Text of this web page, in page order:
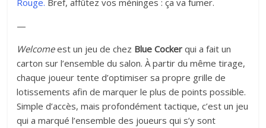
Rouge. Bref, affûtez vos méninges : ça va fumer.
—
Welcomeest un jeu de chez Blue Cocker qui a fait un
carton sur l’ensemble du salon. À partir du même tirage,
chaque joueur tente d’optimiser sa propre grille de
lotissements afin de marquer le plus de points possible.
Simple d’accès, mais profondément tactique, c’est un jeu
qui a marqué l’ensemble des joueurs qui s’y sont